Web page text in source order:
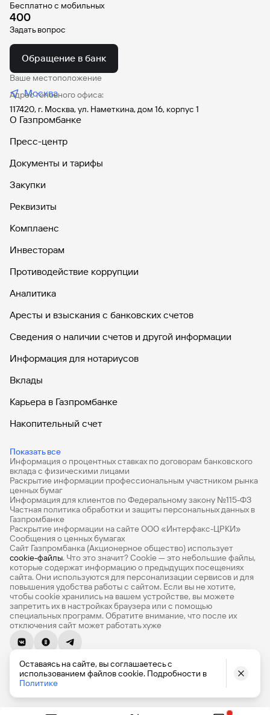
Бесплатно с мобильных
400
Задать вопрос
Обращение в банк
Ваше местоположение
Москва
Адрес головного офиса:
117420, г. Москва, ул. Наметкина, дом 16, корпус 1
О Газпромбанке
Пресс-центр
Документы и тарифы
Закупки
Реквизиты
Комплаенс
Инвесторам
Противодействие коррупции
Аналитика
Аресты и взыскания с банковских счетов
Сведения о наличии счетов и другой информации
Информация для нотариусов
Вклады
Карьера в Газпромбанке
Накопительный счет
Показать все
Дебетовые карты с бесплатным обслуживанием
Все накопительные счета
Банковские вклады на 3 месяца
Вклады с высоким процентом
Калькулятор вкладов
Виртуальные карты
Премиум
Private
РКО
ВЭД
Депозиты для бизнеса
Эквайринг
Информация о процентных ставках по договорам банковского
вклада с физическими лицами
Раскрытие информации профессиональным участником рынка
ценных бумаг
Информация для клиентов по Федеральному закону №115-ФЗ
Частная политика обработки и защиты персональных данных в
Газпромбанке
Раскрытие информации на сайте ООО «Интерфакс-ЦРКИ»
Сообщения о ценных бумагах
Сайт Газпромбанка (Акционерное общество) использует
cookie-файлы. Что это значит? Сookie — это небольшие файлы,
которые содержат информацию о предыдущих посещениях
сайта. Они используются для персонализации сервисов и для
повышения удобства работы с сайтом. Если вы не хотите,
чтобы сookie хранились на вашем устройстве, вы можете
запретить их в настройках браузера или с помощью
специальных программ. Обратите внимание, что после их
отключения сайт может работать хуже
© 1990-2026, Банк ГПБ (АО) Генеральная лицензия Банка
России № 354
English version
Оставаясь на сайте, вы соглашаетесь с
использованием файлов cookie. Подробности в
Политике